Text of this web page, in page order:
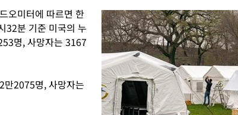
오미터에 따르면 한
32분 기준 미국의 누
명, 사망자는 3167
만2075명, 사망자는